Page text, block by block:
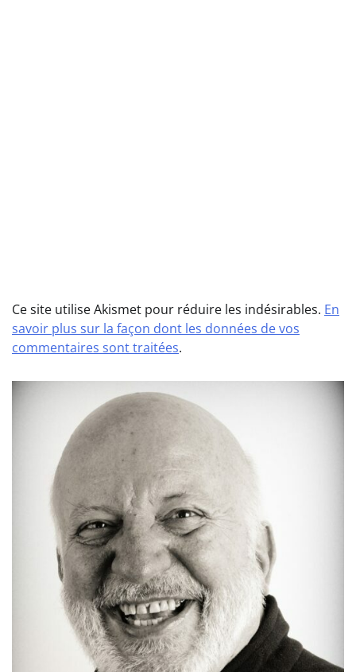
Ce site utilise Akismet pour réduire les indésirables. En
savoir plus sur la façon dont les données de vos
commentaires sont traitées.